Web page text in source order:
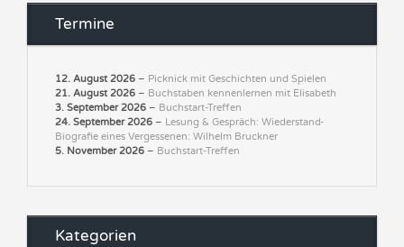
Termine
12. August 2026 – Picknick mit Geschichten und Spielen
21. August 2026 – Buchstaben kennenlernen mit Elisabeth
3. September 2026 – Buchstart-Treffen
24. September 2026 – Lesung & Gespräch: Wiederstand-
Biografie eines Vergessenen: Wilhelm Bruckner
5. November 2026 – Buchstart-Treffen
Kategorien